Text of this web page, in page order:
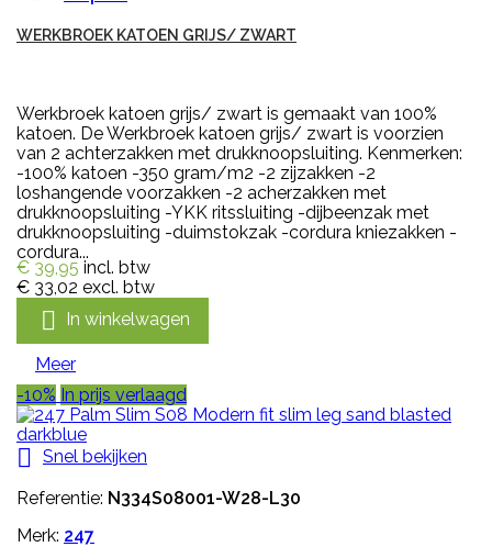
WERKBROEK KATOEN GRIJS/ ZWART
Werkbroek katoen grijs/ zwart is gemaakt van 100%
katoen. De Werkbroek katoen grijs/ zwart is voorzien
van 2 achterzakken met drukknoopsluiting. Kenmerken:
-100% katoen -350 gram/m2 -2 zijzakken -2
loshangende voorzakken -2 acherzakken met
drukknoopsluiting -YKK ritssluiting -dijbeenzak met
drukknoopsluiting -duimstokzak -cordura kniezakken -
cordura...
€ 39,95 incl. btw
€ 33,02 excl. btw
 In winkelwagen
Meer
-10% In prijs verlaagd

Snel bekijken
Referentie: N334S08001-W28-L30
Merk: 247